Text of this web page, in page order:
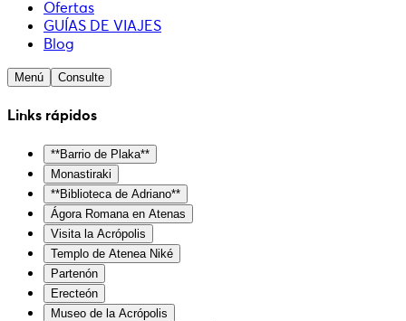
Ofertas
GUÍAS DE VIAJES
Blog
Menú Consulte
Links rápidos
**Barrio de Plaka**
Monastiraki
**Biblioteca de Adriano**
Ágora Romana en Atenas
Visita la Acrópolis
Templo de Atenea Niké
Partenón
Erecteón
Museo de la Acrópolis